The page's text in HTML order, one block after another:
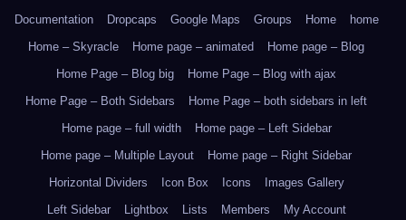
Documentation
Dropcaps Google Maps Groups Home
home
Home – Skyracle
Home page – animated
Home page – Blog
Home Page – Blog big
Home Page – Blog with ajax
Home Page – Both Sidebars
Home Page – both sidebars in left
Home page – full width
Home page – Left Sidebar
Home page – Multiple Layout
Home page – Right Sidebar
Horizontal Dividers
Icon Box Icons
Images Gallery
Left Sidebar
Lightbox Lists Members
My Account